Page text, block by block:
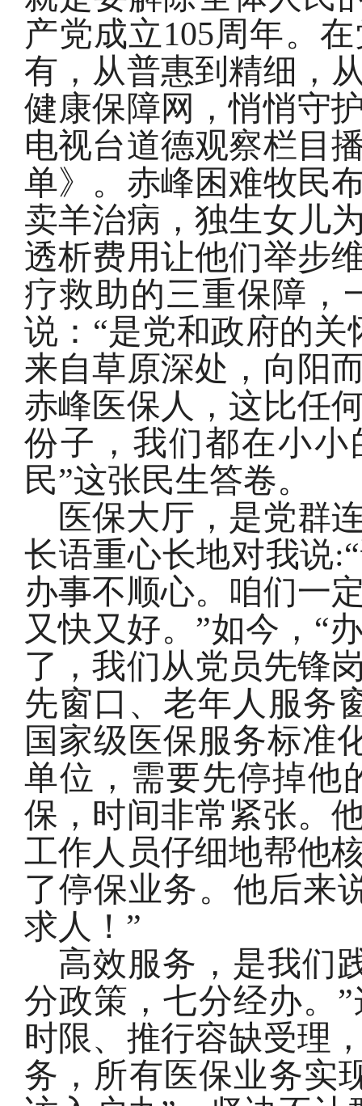
产党成立105周年。
有，从普惠到精细，
健康保障网，悄悄守
电视台道德观察栏目
单》。赤峰困难牧民
卖羊治病，独生女儿
透析费用让他们举步
疗救助的三重保障，
说：“是党和政府的
来自草原深处，向阳
赤峰医保人，这比任
份子，我们都在小
民”这张民生答卷。
医保大厅，是党群
长语重心长地对我说
办事不顺心。咱们一
又快又好。”如今，“
了，我们从党员先锋
先窗口、老年人服务
国家级医保服务标准
单位，需要先停掉他
保，时间非常紧张。
工作人员仔细地帮他
了停保业务。他后来
求人！”
高效服务，是我们
分政策，七分经办。
时限、推行容缺受理
务，所有医保业务实